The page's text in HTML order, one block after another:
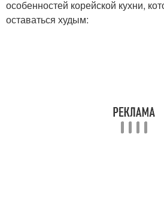
особенностей корейской кухни,
оставаться худым: